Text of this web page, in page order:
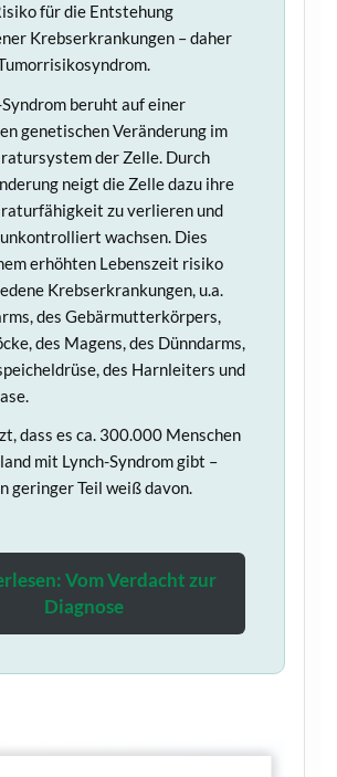
für die Entstehung
Krebserkrankungen – daher
beruht auf einer
genetischen Veränderung im
der Zelle. Durch
neigt die Zelle dazu ihre
zu verlieren und
wachsen. Dies
erhöhten Lebenszeit risiko
Krebserkrankungen, u.a.
des Gebärmutterkörpers,
des Magens, des Dünndarms,
des Harnleiters und
dass es ca. 300.000 Menschen
mit Lynch-Syndrom gibt –
geringer Teil weiß davon.
Vom Verdacht zur
Diagnose